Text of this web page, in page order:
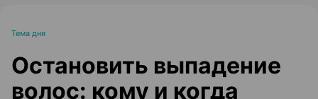
Тема дня
Остановить выпадение
волос: кому и когда